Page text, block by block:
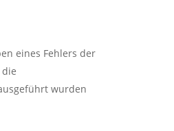
eines Fehlers der
wurden